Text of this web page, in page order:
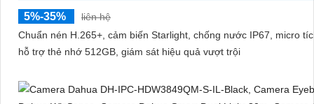
5%-35%
liên hệ
Chuẩn nén H.265+, cảm biến Starlight, chống nước IP67, micro
hỗ trợ thẻ nhớ 512GB, giám sát hiệu quả vượt trội